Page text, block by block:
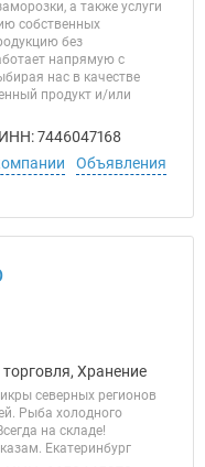
а также услуги
собственных
без
напрямую с
нас в качестве
продукт и/или
7446047168
Объявления
Хранение
северных регионов
Рыба холодного
на складе!
Екатеринбург